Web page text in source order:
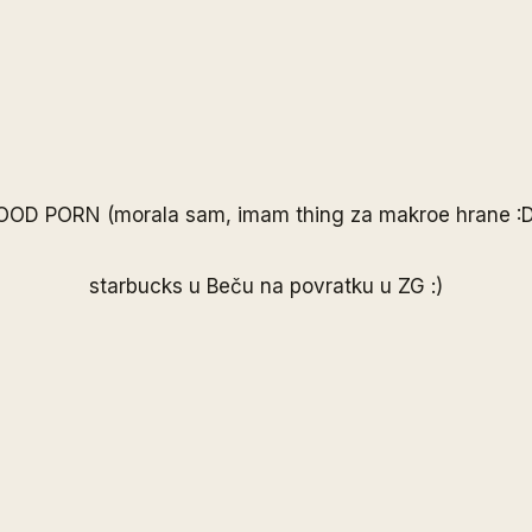
PORN (morala sam, imam thing za makroe hrane
starbucks u Beču na povratku u ZG :)